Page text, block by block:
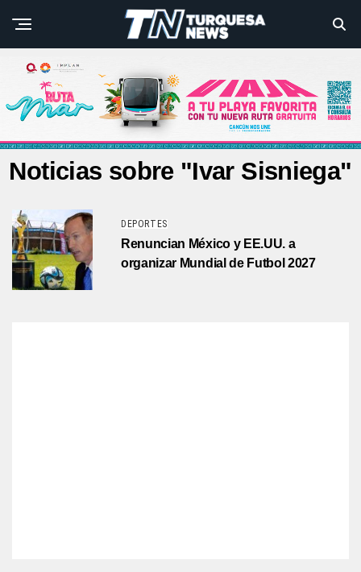
Noticias sobre "Ivar Sisniega"
DEPORTES
Renuncian México y EE.UU. a
organizar Mundial de Futbol 2027